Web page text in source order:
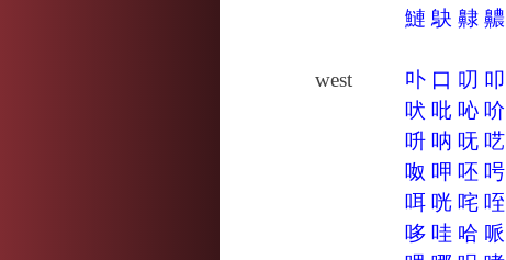
鰱鴃齂齈
west 卟 口 叨 叩
吠 吡 吣 吤
呏 呐 呒 呓
呶 呷 呸 呺
咡 咣 咤 咥
哆 哇 哈 哌